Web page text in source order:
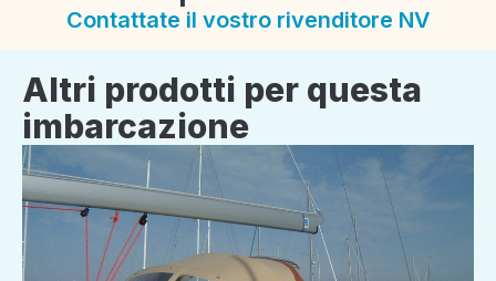
Contattate il vostro rivenditore NV
Altri prodotti per questa
imbarcazione